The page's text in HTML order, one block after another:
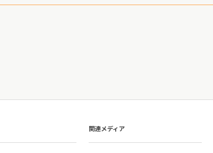
関連メディア